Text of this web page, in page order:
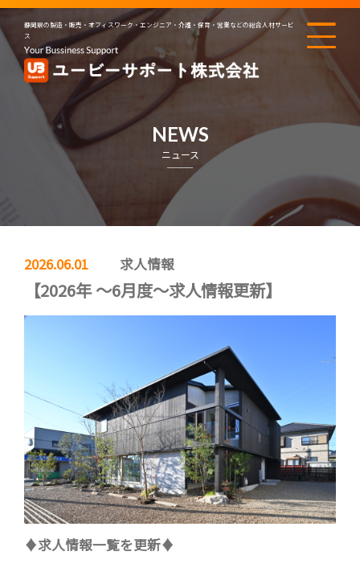
静岡県の製造・販売・オフィスワーク・エンジニア・介護・保育・営業などの総合人材サービ
ス
NEWS
ニュース
2026.06.01 求人情報
【2026年 ～6月度～求人情報更新】
♦求人情報一覧を更新♦